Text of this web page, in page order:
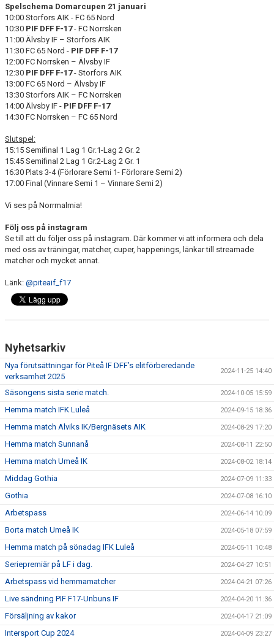
Spelschema Domarcupen 21 januari
10:00 Storfors AIK - FC 65 Nord
10:30 PIF DFF F-17- FC Norrsken
11:00 Älvsby IF – Storfors AIK
11:30 FC 65 Nord - PIF DFF F-17
12:00 FC Norrsken – Älvsby IF
12:30 PIF DFF F-17- Storfors AIK
13:00 FC 65 Nord – Älvsby IF
13:30 Storfors AIK – FC Norrsken
14:00 Älvsby IF - PIF DFF F-17
14:30 FC Norrsken – FC 65 Nord
Slutspel:
15:15 Semifinal 1 Lag 1 Gr.1-Lag 2 Gr. 2
15:45 Semifinal 2 Lag 1 Gr.2-Lag 2 Gr. 1
16:30 Plats 3-4 (Förlorare Semi 1- Förlorare Semi 2)
17:00 Final (Vinnare Semi 1 – Vinnare Semi 2)
Vi ses på Norrmalmia!
Följ oss på instagram
Se till att du följer oss på instagram. Där kommer vi att informera och dela
med oss av träningar, matcher, cuper, happenings, länkar till streamade
matcher och mycket annat.
Länk: @piteaif_f17
Nyhetsarkiv
Nya förutsättningar för Piteå IF DFF’s elitförberedande
verksamhet 2025
2024-11-25 14:40
Säsongens sista serie match. 2024-10-05 15:59
Hemma match IFK Luleå 2024-09-15 18:36
Hemma match Alviks IK/Bergnäsets AIK 2024-08-29 17:20
Hemma match Sunnanå 2024-08-11 22:50
Hemma match Umeå IK 2024-08-02 18:14
Middag Gothia 2024-07-09 11:33
Gothia 2024-07-08 16:10
Arbetspass 2024-06-14 10:09
Borta match Umeå IK 2024-05-18 07:59
Hemma match på sönadag IFK Luleå 2024-05-11 10:48
Seriepremiär på LF i dag. 2024-04-27 10:51
Arbetspass vid hemmamatcher 2024-04-21 07:26
Live sändning PIF F17-Unbuns IF 2024-04-20 11:36
Försäljning av kakor 2024-04-17 21:09
Intersport Cup 2024 2024-04-09 23:27